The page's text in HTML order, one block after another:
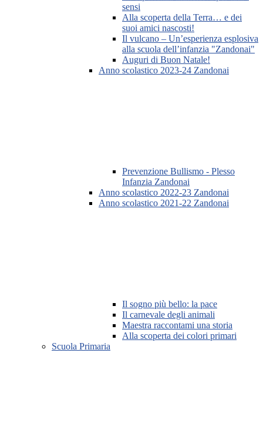
sensi
Alla scoperta della Terra… e dei
suoi amici nascosti!
Il vulcano – Un’esperienza esplosiva
alla scuola dell’infanzia "Zandonai"
Auguri di Buon Natale!
Anno scolastico 2023-24 Zandonai
Prevenzione Bullismo - Plesso
Infanzia Zandonai
Anno scolastico 2022-23 Zandonai
Anno scolastico 2021-22 Zandonai
Il sogno più bello: la pace
Il carnevale degli animali
Maestra raccontami una storia
Alla scoperta dei colori primari
Scuola Primaria